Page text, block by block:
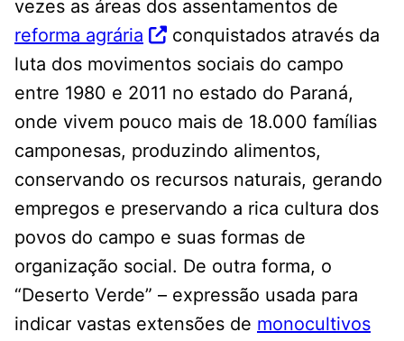
vezes as áreas dos assentamentos de
reforma agrária
conquistados através da
luta dos movimentos sociais do campo
entre 1980 e 2011 no estado do Paraná,
onde vivem pouco mais de 18.000 famílias
camponesas, produzindo alimentos,
conservando os recursos naturais, gerando
empregos e preservando a rica cultura dos
povos do campo e suas formas de
organização social. De outra forma, o
“Deserto Verde” – expressão usada para
indicar vastas extensões de monocultivos